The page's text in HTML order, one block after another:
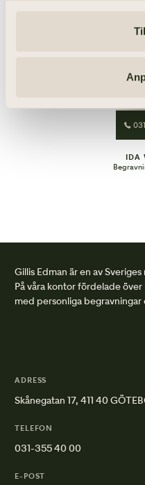
IDA
Gillis Edman är en av
På våra kontor fördelade
med personliga begravningar
ADRESS
Skånegatan 17, 411 40
TELEFON
031-355 40 00
E-POST